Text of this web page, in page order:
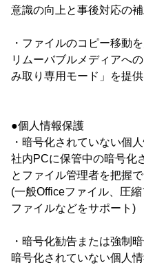
意識の向上と事後対応の補
・ファイルのコピー移動
リムーバブルメディアへ
み取り専用モード」を提供
●個人情報保護
・暗号化されていない個
社内PCに保管中の暗号化
とファイル管理者を把握で
(一般Officeファイル、圧
ファイルなどをサポート)
・暗号化勧告または強制
暗号化されていない個人